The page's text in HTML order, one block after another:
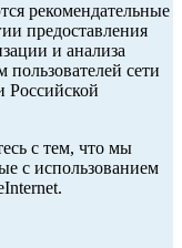
рекомендательные
предоставления
и анализа
сети
Российской
с тем, что мы
с использованием